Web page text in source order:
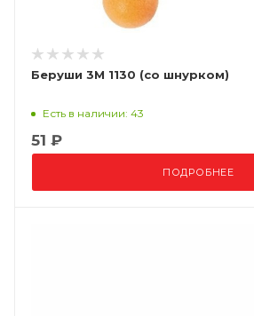
Беруши 3М 1130 (со шнурком)
Есть в наличии: 43
51 ₽
ПОДРОБНЕЕ